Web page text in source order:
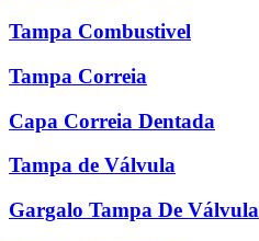
Tampa Combustivel
Tampa Correia
Capa Correia Dentada
Tampa de Válvula
Gargalo Tampa De Válvula